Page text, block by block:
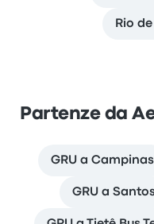
Rio
Partenze da
GRU a Campinas
GRU a